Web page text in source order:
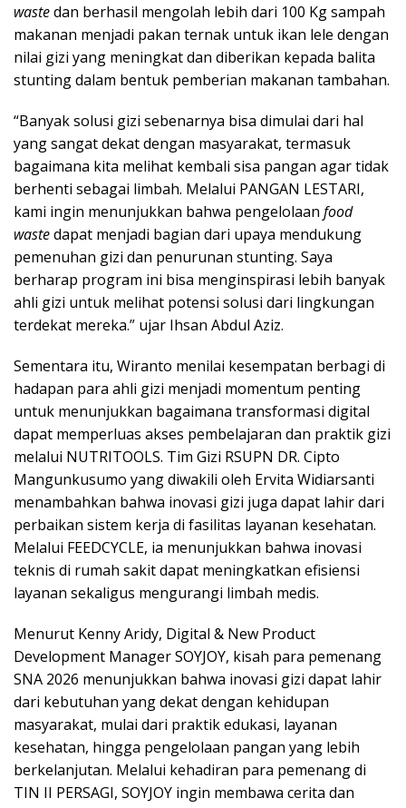
wastedan berhasil mengolah lebih dari 100 Kg sampah
makanan menjadi pakan ternak untuk ikan lele dengan
nilai gizi yang meningkat dan diberikan kepada balita
stunting dalam bentuk pemberian makanan tambahan.
“Banyak solusi gizi sebenarnya bisa dimulai dari hal
yang sangat dekat dengan masyarakat, termasuk
bagaimana kita melihat kembali sisa pangan agar tidak
berhenti sebagai limbah. Melalui PANGAN LESTARI,
kami ingin menunjukkan bahwa pengelolaan food
wastedapat menjadi bagian dari upaya mendukung
pemenuhan gizi dan penurunan stunting. Saya
berharap program ini bisa menginspirasi lebih banyak
ahli gizi untuk melihat potensi solusi dari lingkungan
terdekat mereka.” ujar Ihsan Abdul Aziz.
Sementara itu, Wiranto menilai kesempatan berbagi di
hadapan para ahli gizi menjadi momentum penting
untuk menunjukkan bagaimana transformasi digital
dapat memperluas akses pembelajaran dan praktik gizi
melalui NUTRITOOLS. Tim Gizi RSUPN DR. Cipto
Mangunkusumo yang diwakili oleh Ervita Widiarsanti
menambahkan bahwa inovasi gizi juga dapat lahir dari
perbaikan sistem kerja di fasilitas layanan kesehatan.
Melalui FEEDCYCLE, ia menunjukkan bahwa inovasi
teknis di rumah sakit dapat meningkatkan efisiensi
layanan sekaligus mengurangi limbah medis.
Menurut Kenny Aridy, Digital & New Product
Development Manager SOYJOY, kisah para pemenang
SNA 2026 menunjukkan bahwa inovasi gizi dapat lahir
dari kebutuhan yang dekat dengan kehidupan
masyarakat, mulai dari praktik edukasi, layanan
kesehatan, hingga pengelolaan pangan yang lebih
berkelanjutan. Melalui kehadiran para pemenang di
TIN II PERSAGI, SOYJOY ingin membawa cerita dan